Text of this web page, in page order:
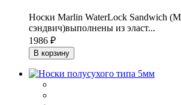
Носки Marlin WaterLock Sandwich
сэндвич)выполнены из эласт...
1986 ₽
В корзину